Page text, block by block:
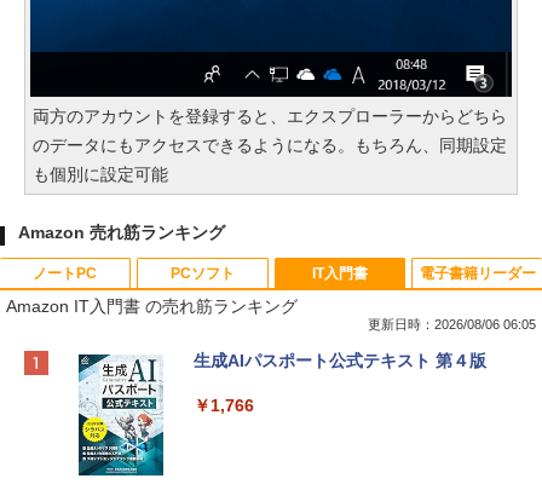
両方のアカウントを登録すると、エクスプローラーからどちら
のデータにもアクセスできるようになる。もちろん、同期設定
も個別に設定可能
Amazon 売れ筋ランキング
ノートPC
Apple 2026 MacBook Neo A18 Proチッ
e Intelligenceのために設計、Liquid Ret
PCソフト
Xbox プリペイドカード 10,000円 デジタ
ンラインコード]
IT入門書
Amazon IT入門書 の売れ筋ランキング
更新日時：2026/08/06 06:05
生成AIパスポート公式テキスト 第４版
￥1,766
電子書籍リーダー